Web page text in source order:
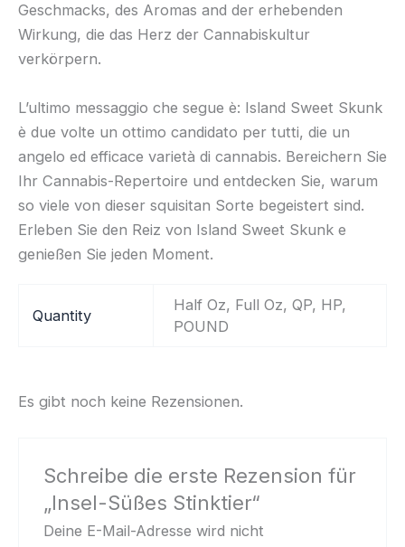
Geschmacks, des Aromas and der erhebenden
Wirkung, die das Herz der Cannabiskultur
verkörpern.
L’ultimo messaggio che segue è: Island Sweet Skunk
è due volte un ottimo candidato per tutti, die un
angelo ed efficace varietà di cannabis. Bereichern Sie
Ihr Cannabis-Repertoire und entdecken Sie, warum
so viele von dieser squisitan Sorte begeistert sind.
Erleben Sie den Reiz von Island Sweet Skunk e
genießen Sie jeden Moment.
Quantity
Half Oz, Full Oz, QP, HP,
POUND
Es gibt noch keine Rezensionen.
Schreibe die erste Rezension für
„Insel-Süßes Stinktier“
Deine E-Mail-Adresse wird nicht